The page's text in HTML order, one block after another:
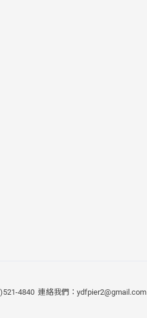
4840 連絡我們： ydfpier2@gmail.com